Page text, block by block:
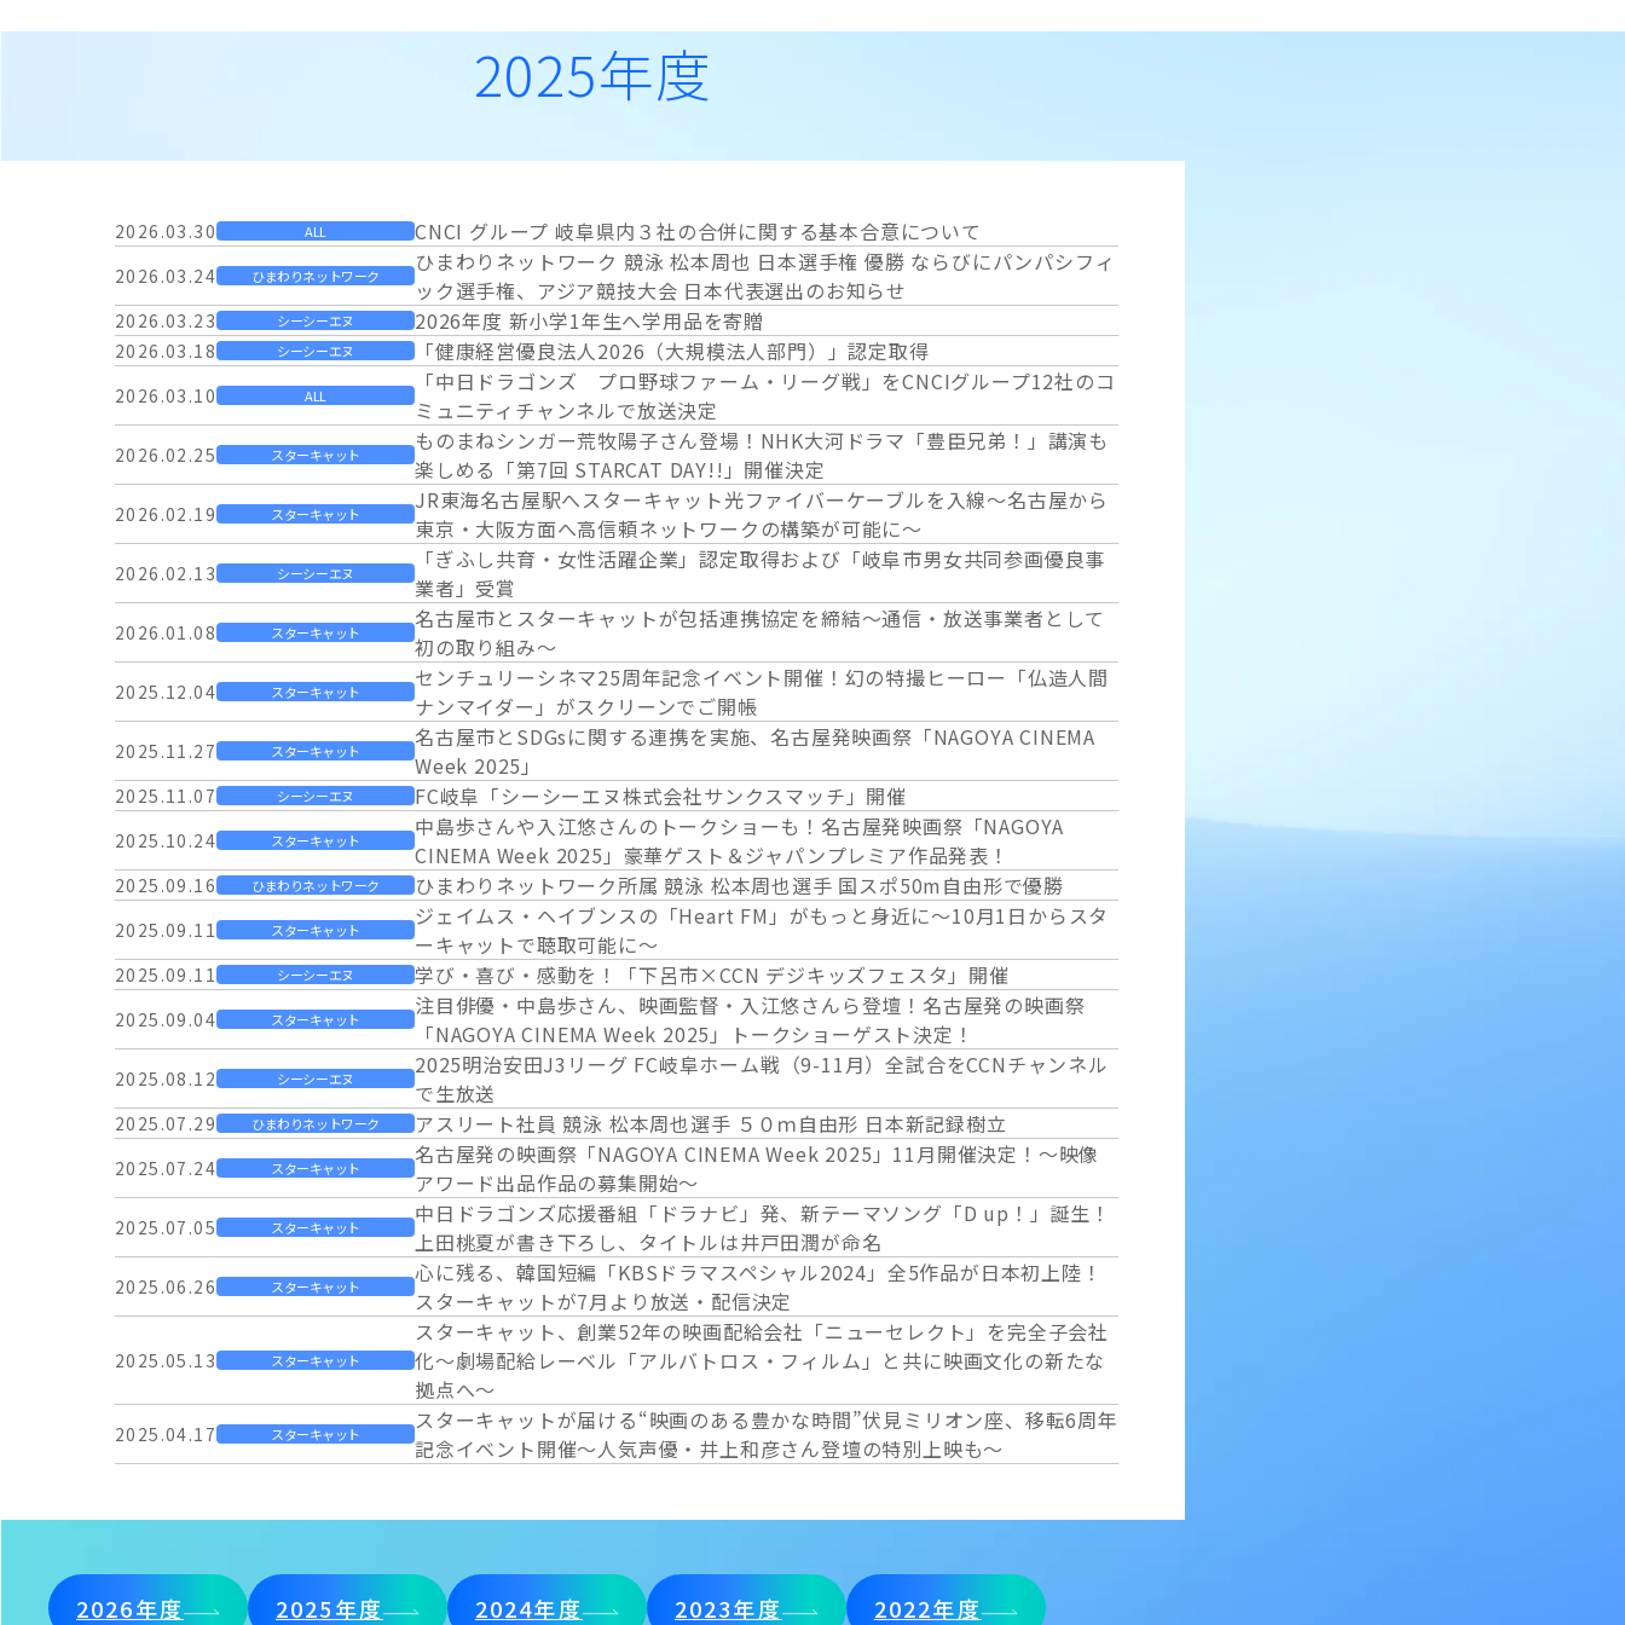
2025年度
2026.03.30 ALL CNCI グループ 岐⾩県内３社の合併に関する基本合意について
2026.03.24 ひまわりネットワーク
ひまわりネットワーク 競泳 松本周也 日本選手権 優勝 ならびにパンパシフィ
ック選手権、アジア競技大会 日本代表選出のお知らせ
2026.03.23 シーシーエヌ 2026年度 新小学1年生へ学用品を寄贈
2026.03.18 シーシーエヌ 「健康経営優良法人2026（大規模法人部門）」認定取得
2026.03.10 ALL
「中日ドラゴンズ プロ野球ファーム・リーグ戦」をCNCIグループ12社のコ
ミュニティチャンネルで放送決定
2026.02.25 スターキャット
ものまねシンガー荒牧陽子さん登場！NHK大河ドラマ「豊臣兄弟！」講演も
楽しめる「第7回 STARCAT DAY!!」開催決定
2026.02.19 スターキャット
JR東海名古屋駅へスターキャット光ファイバーケーブルを入線～名古屋から
東京・大阪方面へ高信頼ネットワークの構築が可能に～
2026.02.13 シーシーエヌ
「ぎふし共育・女性活躍企業」認定取得および「岐阜市男女共同参画優良事
業者」受賞
2026.01.08 スターキャット
名古屋市とスターキャットが包括連携協定を締結～通信・放送事業者として
初の取り組み～
2025.12.04 スターキャット
センチュリーシネマ25周年記念イベント開催！幻の特撮ヒーロー「仏造人間
ナンマイダー」がスクリーンでご開帳
2025.11.27 スターキャット
名古屋市とSDGsに関する連携を実施、名古屋発映画祭「NAGOYA CINEMA
Week 2025」
2025.11.07 シーシーエヌ FC岐阜「シーシーエヌ株式会社サンクスマッチ」開催
2025.10.24 スターキャット
中島歩さんや入江悠さんのトークショーも！名古屋発映画祭「NAGOYA
CINEMA Week 2025」豪華ゲスト＆ジャパンプレミア作品発表！
2025.09.16 ひまわりネットワーク ひまわりネットワーク所属 競泳 松本周也選手 国スポ50m自由形で優勝
2025.09.11 スターキャット
ジェイムス・ヘイブンスの「Heart FM」がもっと身近に～10月1日からスタ
ーキャットで聴取可能に～
2025.09.11 シーシーエヌ 学び・喜び・感動を！「下呂市×CCN デジキッズフェスタ」開催
2025.09.04 スターキャット
注目俳優・中島歩さん、映画監督・入江悠さんら登壇！名古屋発の映画祭
「NAGOYA CINEMA Week 2025」トークショーゲスト決定！
2025.08.12 シーシーエヌ
2025明治安田J3リーグ FC岐阜ホーム戦（9-11月）全試合をCCNチャンネル
で生放送
2025.07.29 ひまわりネットワーク アスリート社員 競泳 松本周也選手 ５０ｍ自由形 日本新記録樹立
2025.07.24 スターキャット
名古屋発の映画祭「NAGOYA CINEMA Week 2025」11月開催決定！～映像
アワード出品作品の募集開始～
2025.07.05 スターキャット
中日ドラゴンズ応援番組「ドラナビ」発、新テーマソング「D up！」誕生！
上田桃夏が書き下ろし、タイトルは井戸田潤が命名
2025.06.26 スターキャット
心に残る、韓国短編「KBSドラマスペシャル2024」全5作品が日本初上陸！
スターキャットが7月より放送・配信決定
2025.05.13 スターキャット
スターキャット、創業52年の映画配給会社「ニューセレクト」を完全子会社
化～劇場配給レーベル「アルバトロス・フィルム」と共に映画文化の新たな
拠点へ～
2025.04.17 スターキャット
スターキャットが届ける“映画のある豊かな時間”伏見ミリオン座、移転6周年
記念イベント開催〜人気声優・井上和彦さん登壇の特別上映も〜
2026年度 2025年度 2024年度 2023年度 2022年度